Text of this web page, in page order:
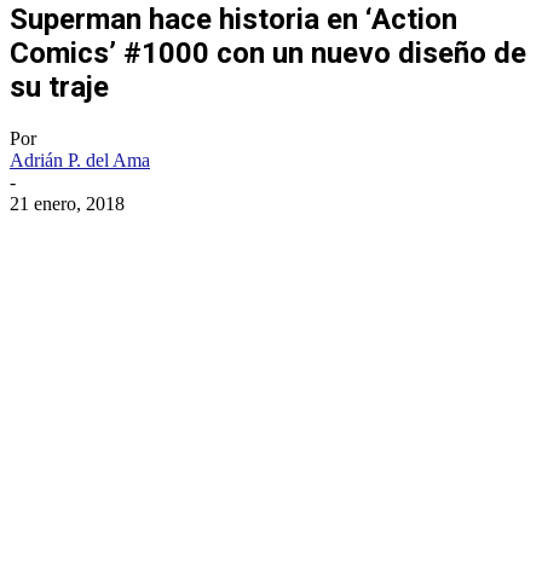
Superman hace historia en ‘Action
Comics’ #1000 con un nuevo diseño de
su traje
Por
Adrián P. del Ama
-
21 enero, 2018